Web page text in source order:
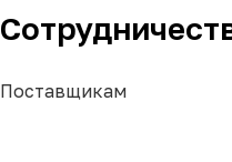
Поставщикам